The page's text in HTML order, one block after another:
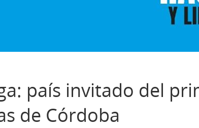
país invitado del
de Córdoba